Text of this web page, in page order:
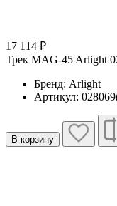
17 114 ₽
Трек MAG-45 Arlight
Бренд: Arlight
Артикул:
В корзину